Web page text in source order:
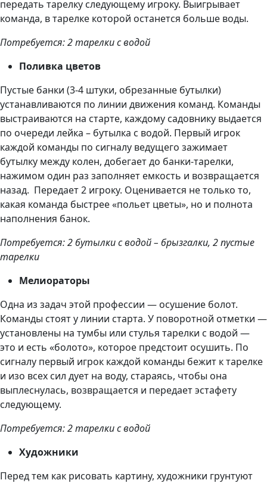
передать тарелку следующему игроку. Выигрывает
команда, в тарелке которой останется больше воды.
Потребуется: 2 тарелки с водой
Поливка цветов
Пустые банки (3-4 штуки, обрезанные бутылки)
устанавливаются по линии движения команд. Команды
выстраиваются на старте, каждому садовнику выдается
по очереди лейка – бутылка с водой. Первый игрок
каждой команды по сигналу ведущего зажимает
бутылку между колен, добегает до банки-тарелки,
нажимом один раз заполняет емкость и возвращается
назад. Передает 2 игроку. Оценивается не только то,
какая команда быстрее «польет цветы», но и полнота
наполнения банок.
Потребуется: 2 бутылки с водой – брызгалки, 2 пустые
тарелки
Мелиораторы
Одна из задач этой профессии — осушение болот.
Команды стоят у линии старта. У поворотной отметки —
установлены на тумбы или стулья тарелки с водой —
это и есть «болото», которое предстоит осушить. По
сигналу первый игрок каждой команды бежит к тарелке
и изо всех сил дует на воду, стараясь, чтобы она
выплеснулась, возвращается и передает эстафету
следующему.
Потребуется: 2 тарелки с водой
Художники
Перед тем как рисовать картину, художники грунтуют